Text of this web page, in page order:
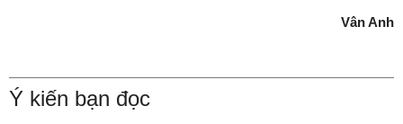
Vân Anh
Ý kiến bạn đọc